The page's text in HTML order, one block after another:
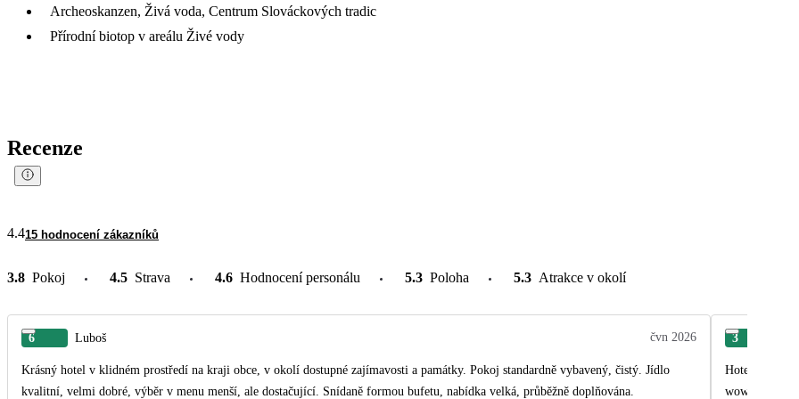
Archeoskanzen, Živá voda, Centrum Slováckových tradic
Přírodní biotop v areálu Živé vody
Recenze
4.415 hodnocení zákazníků
3.8 Pokoj 4.5 Strava 4.6 Hodnocení personálu 5.3 Poloha 5.3 Atrakce v okolí
6 Luboš čvn 2026
Krásný hotel v klidném prostředí na kraji obce, v okolí dostupné zajímavosti a památky. Pokoj standardně vybavený, čistý. Jídlo
kvalitní, velmi dobré, výběr v menu menší, ale dostačující. Snídaně formou bufetu, nabídka velká, průběžně doplňována.
3
Hotel na
wow se